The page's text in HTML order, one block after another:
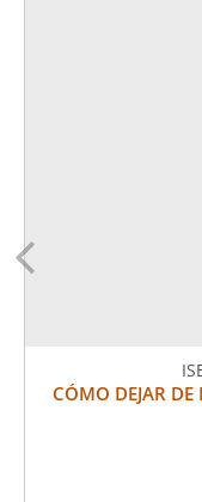
CÓMO DEJAR